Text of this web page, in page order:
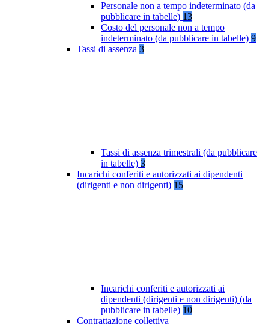
Personale non a tempo indeterminato (da
pubblicare in tabelle) 13
Costo del personale non a tempo
indeterminato (da pubblicare in tabelle) 9
Tassi di assenza 3
Tassi di assenza trimestrali (da pubblicare
in tabelle) 3
Incarichi conferiti e autorizzati ai dipendenti
(dirigenti e non dirigenti) 15
Incarichi conferiti e autorizzati ai
dipendenti (dirigenti e non dirigenti) (da
pubblicare in tabelle) 10
Contrattazione collettiva